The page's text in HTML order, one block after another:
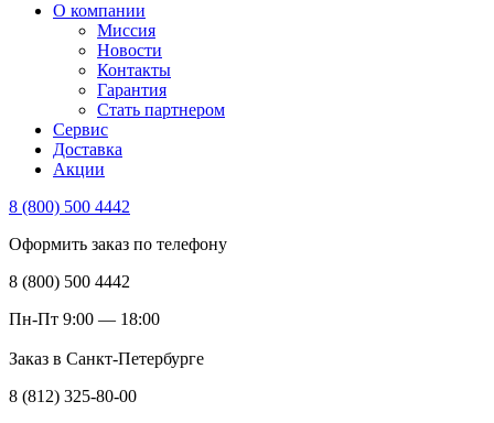
О компании
Миссия
Новости
Контакты
Гарантия
Стать партнером
Сервис
Доставка
Акции
8 (800) 500 4442
Оформить заказ по телефону
8 (800) 500 4442
Пн-Пт 9:00 — 18:00
Заказ в Санкт-Петербурге
8 (812) 325-80-00